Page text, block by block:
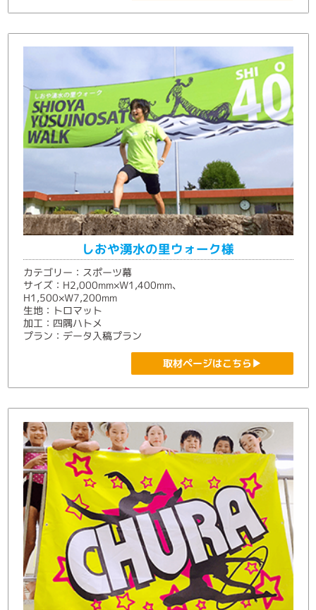
しおや湧水の里ウォーク様
カテゴリー：スポーツ幕
サイズ：H2,000mm×W1,400mm、
H1,500×W7,200mm
生地：トロマット
加工：四隅ハトメ
プラン：データ入稿プラン
取材ページはこちら▶